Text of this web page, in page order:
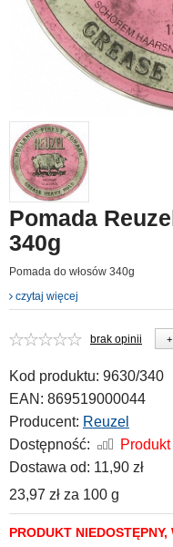
Pomada
340g
Pomada do włosów 340g
czytaj więcej
brak opinii
Kod produktu: 9630/340
EAN: 869519000044
Producent: Reuzel
Dostępność:
Dostawa od: 11,90 zł
23,97 zł za 100 g
PRODUKT